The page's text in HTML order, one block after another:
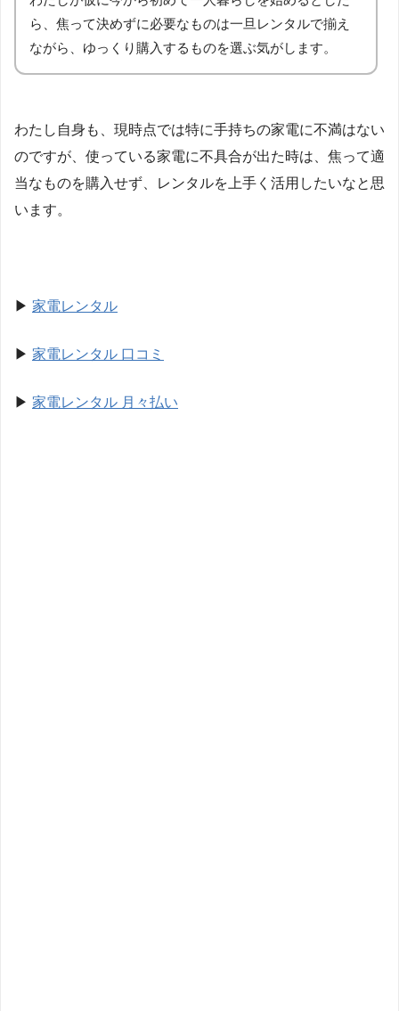
ら、焦って決めずに必要なものは一旦レンタルで揃え
ながら、ゆっくり購入するものを選ぶ気がします。
わたし自身も、現時点では特に手持ちの家電に不満はない
のですが、使っている家電に不具合が出た時は、焦って適
当なものを購入せず、レンタルを上手く活用したいなと思
います。
▶︎ 家電レンタル
▶︎ 家電レンタル 口コミ
▶︎ 家電レンタル 月々払い